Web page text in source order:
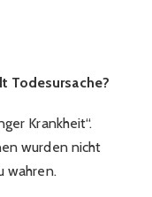
Todesursache?
Krankheit“.
wurden nicht
wahren.